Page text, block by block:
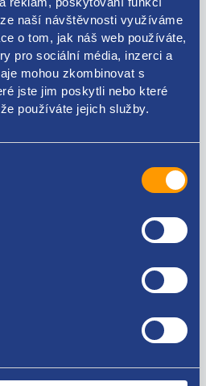
naší návštěvnosti využíváme
o tom, jak náš web používáte,
pro sociální média, inzerci a
mohou zkombinovat s
jste jim poskytli nebo které
používáte jejich služby.